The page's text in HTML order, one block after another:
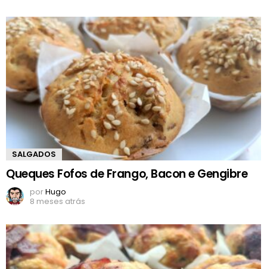
SALGADOS
Queques Fofos de Frango, Bacon e Gengibre
porHugo
8 meses atrás